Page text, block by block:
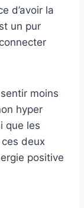
d’avoir la
un pur
moins
hyper
que les
deux
positive